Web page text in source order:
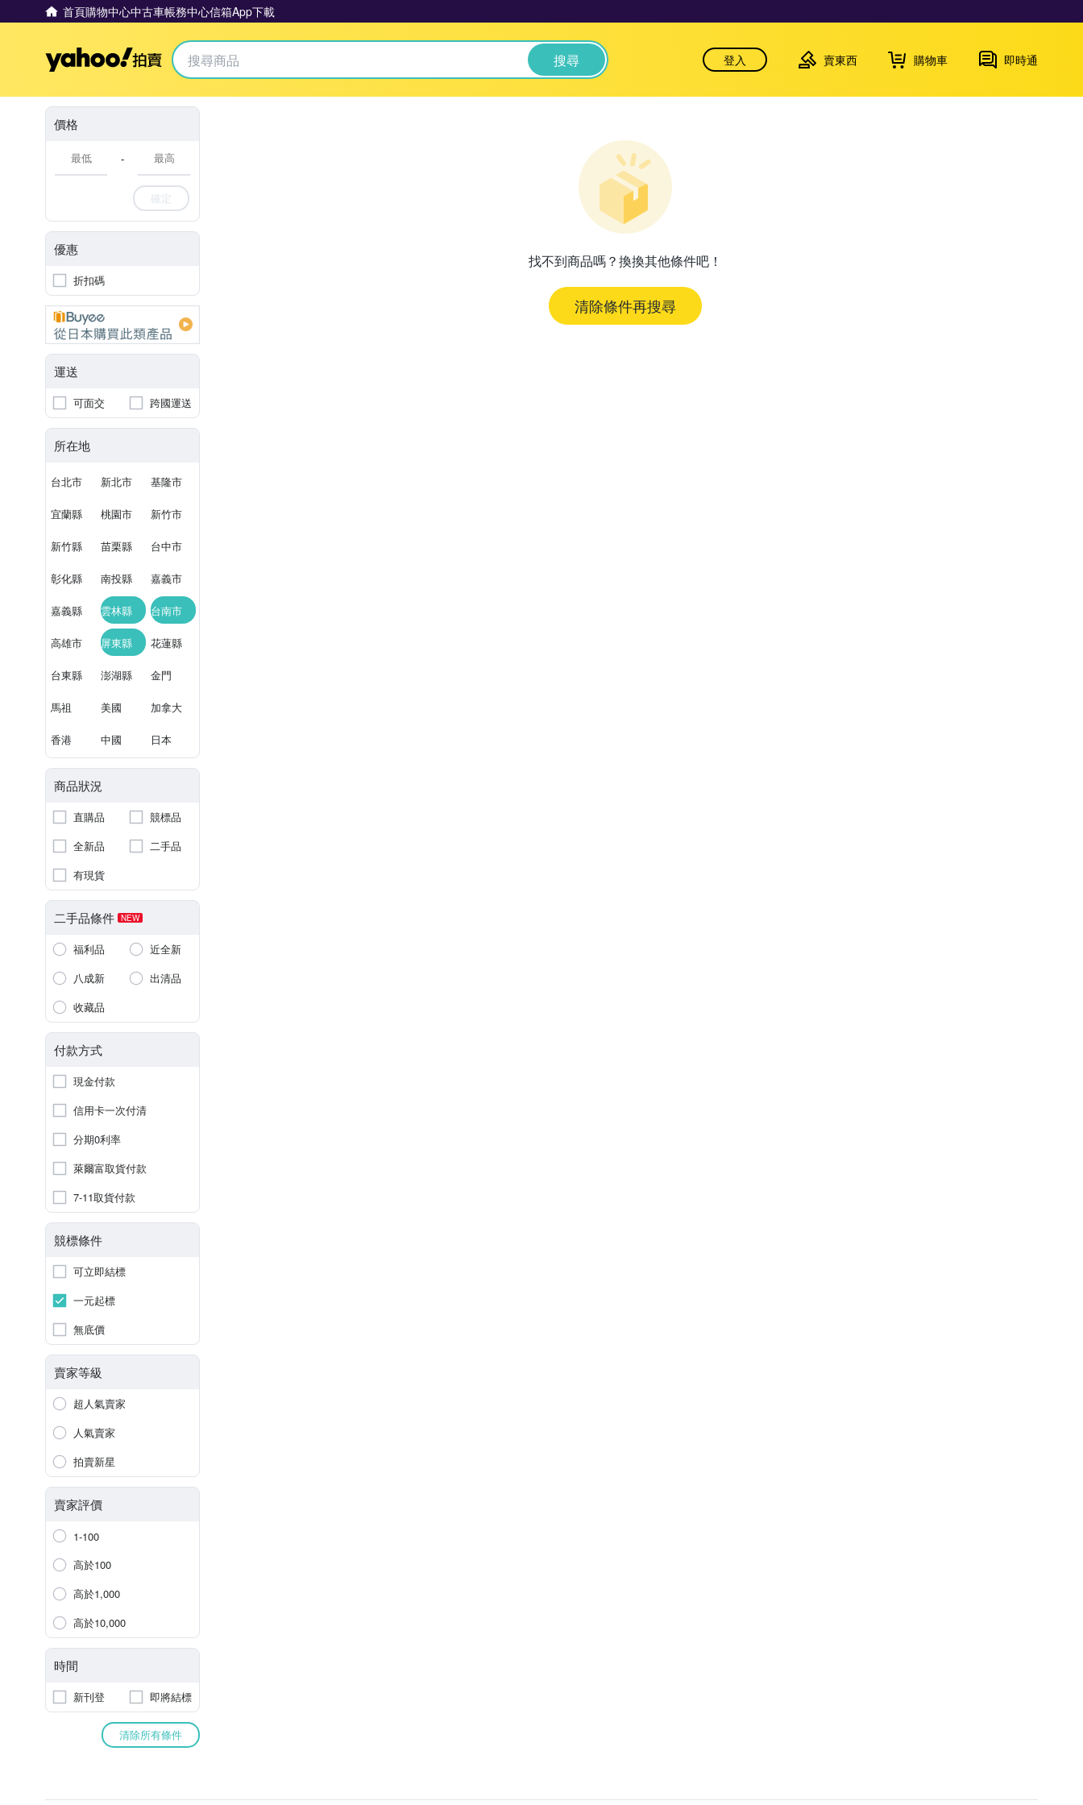
首頁購物中心中古車帳務中心信箱App下載
Yahoo拍賣 搜尋 登入 賣東西 購物車 即時通
價格
-
確定
優惠
折扣碼
運送
可面交 跨國運送
所在地
台北市 新北市 基隆市
宜蘭縣 桃園市 新竹市
新竹縣 苗栗縣 台中市
彰化縣 南投縣 嘉義市
嘉義縣 雲林縣 台南市
高雄市 屏東縣 花蓮縣
台東縣 澎湖縣 金門
馬祖 美國 加拿大
香港 中國 日本
商品狀況
直購品
競標品
全新品
二手品
有現貨
二手品條件 NEW
福利品
近全新
八成新
出清品
收藏品
付款方式
現金付款
信用卡一次付清
分期0利率
萊爾富取貨付款
7-11取貨付款
競標條件
可立即結標
一元起標
無底價
賣家等級
超人氣賣家
人氣賣家
拍賣新星
賣家評價
1-100
高於100
高於1,000
高於10,000
時間
新刊登 即將結標
清除所有條件
找不到商品嗎？換換其他條件吧！
清除條件再搜尋